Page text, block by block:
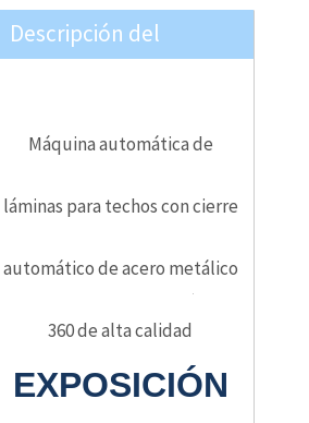
Descripción del
Máquina automática de
láminas para techos con cierre
automático de acero metálico
360 de alta calidad
EXPOSICIÓN